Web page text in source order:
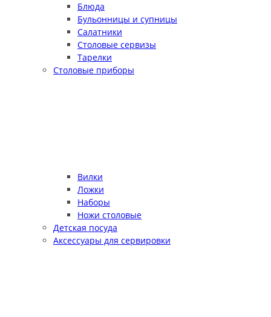
Блюда
Бульонницы и супницы
Салатники
Столовые сервизы
Тарелки
Столовые приборы
Вилки
Ложки
Наборы
Ножи столовые
Детская посуда
Аксессуары для сервировки